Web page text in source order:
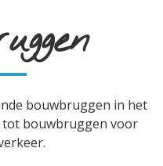
bouwbruggen in het
bouwbruggen voor